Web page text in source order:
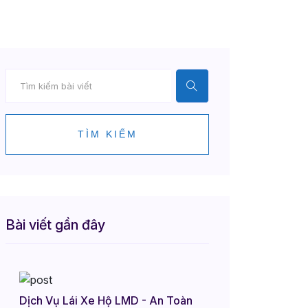
TÌM KIẾM
Bài viết gần đây
Dịch Vụ Lái Xe Hộ LMD - An Toàn